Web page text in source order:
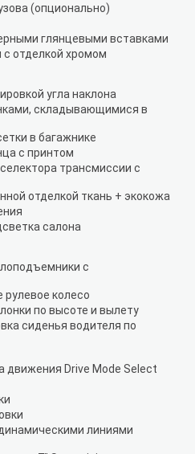
(опционально)
глянцевыми вставками
отделкой хромом
угла наклона
складывающимися в
в багажнике
с принтом
трансмиссии с
отделкой ткань + экокожа
салона
с
колесо
по высоте и вылету
сиденья водителя по
Drive Mode Select
линиями